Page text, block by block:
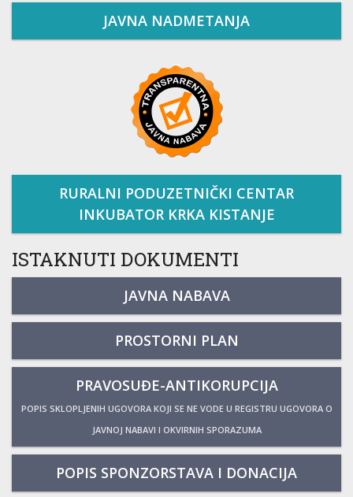
JAVNA NADMETANJA
RURALNI PODUZETNIČKI CENTAR
INKUBATOR KRKA KISTANJE
ISTAKNUTI DOKUMENTI
JAVNA NABAVA
PROSTORNI PLAN
PRAVOSUĐE-ANTIKORUPCIJA
POPIS SKLOPLJENIH UGOVORA KOJI SE NE VODE U REGISTRU UGOVORA O
JAVNOJ NABAVI I OKVIRNIH SPORAZUMA
POPIS SPONZORSTAVA I DONACIJA